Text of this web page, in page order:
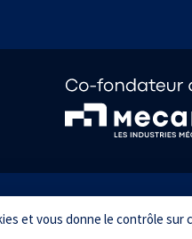
et vous donne le contrôle sur